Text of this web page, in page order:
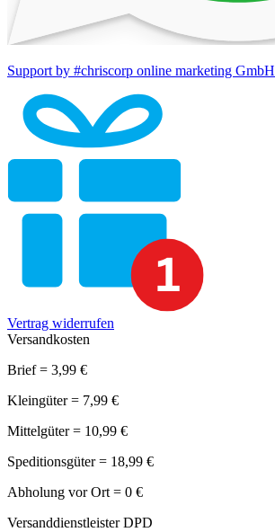
Support by #chriscorp online marketing GmbH
Vertrag widerrufen
Versandkosten
Brief = 3,99 €
Kleingüter = 7,99 €
Mittelgüter = 10,99 €
Speditionsgüter = 18,99 €
Abholung vor Ort = 0 €
Versanddienstleister DPD